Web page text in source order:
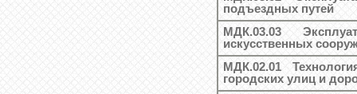
подъездных путей
МДК.03.03
искусственных
МДК.02.01
городских улиц и